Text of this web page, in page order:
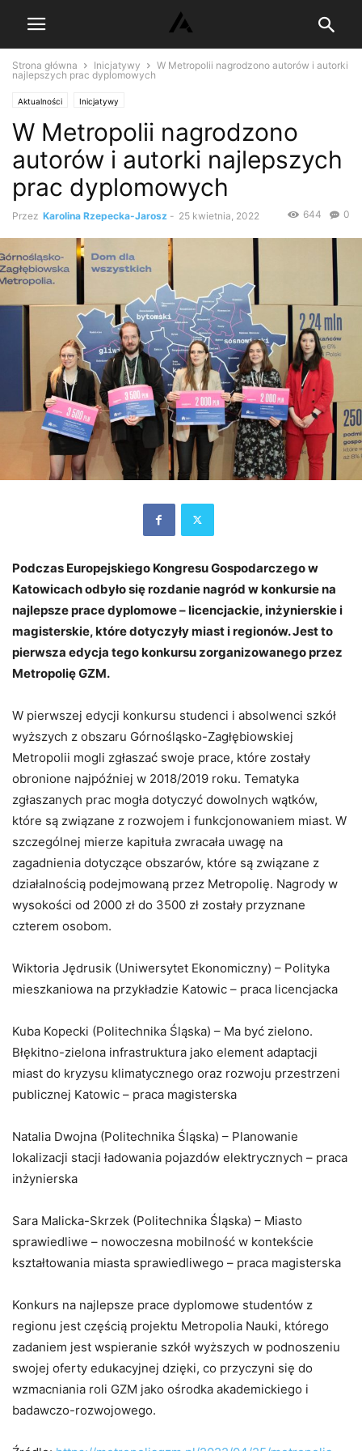
Strona główna Inicjatywy
W Metropolii nagrodzono autorów i autorki
najlepszych prac dyplomowych
Aktualności Inicjatywy
W Metropolii nagrodzono
autorów i autorki najlepszych
prac dyplomowych
Przez Karolina Rzepecka-Jarosz - 25 kwietnia, 2022 0
644
Podczas Europejskiego Kongresu Gospodarczego w
Katowicach odbyło się rozdanie nagród w konkursie na
najlepsze prace dyplomowe – licencjackie, inżynierskie i
magisterskie, które dotyczyły miast i regionów. Jest to
pierwsza edycja tego konkursu zorganizowanego przez
Metropolię GZM.
W pierwszej edycji konkursu studenci i absolwenci szkół
wyższych z obszaru Górnośląsko-Zagłębiowskiej
Metropolii mogli zgłaszać swoje prace, które zostały
obronione najpóźniej w 2018/2019 roku. Tematyka
zgłaszanych prac mogła dotyczyć dowolnych wątków,
które są związane z rozwojem i funkcjonowaniem miast. W
szczególnej mierze kapituła zwracała uwagę na
zagadnienia dotyczące obszarów, które są związane z
działalnością podejmowaną przez Metropolię. Nagrody w
wysokości od 2000 zł do 3500 zł zostały przyznane
czterem osobom.
Wiktoria Jędrusik (Uniwersytet Ekonomiczny) – Polityka
mieszkaniowa na przykładzie Katowic – praca licencjacka
Kuba Kopecki (Politechnika Śląska) – Ma być zielono.
Błękitno-zielona infrastruktura jako element adaptacji
miast do kryzysu klimatycznego oraz rozwoju przestrzeni
publicznej Katowic – praca magisterska
Natalia Dwojna (Politechnika Śląska) – Planowanie
lokalizacji stacji ładowania pojazdów elektrycznych – praca
inżynierska
Sara Malicka-Skrzek (Politechnika Śląska) – Miasto
sprawiedliwe – nowoczesna mobilność w kontekście
kształtowania miasta sprawiedliwego – praca magisterska
Konkurs na najlepsze prace dyplomowe studentów z
regionu jest częścią projektu Metropolia Nauki, którego
zadaniem jest wspieranie szkół wyższych w podnoszeniu
swojej oferty edukacyjnej dzięki, co przyczyni się do
wzmacniania roli GZM jako ośrodka akademickiego i
badawczo-rozwojowego.